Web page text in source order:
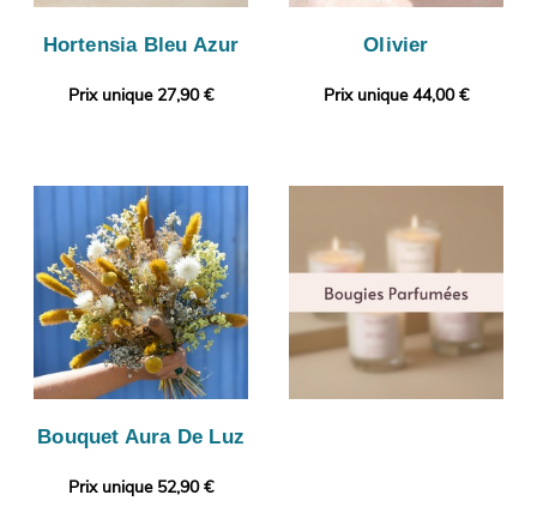
Hortensia Bleu Azur
Prix unique 27,90 €
Olivier
Prix unique 44,00 €
Bouquet Aura De Luz
Prix unique 52,90 €